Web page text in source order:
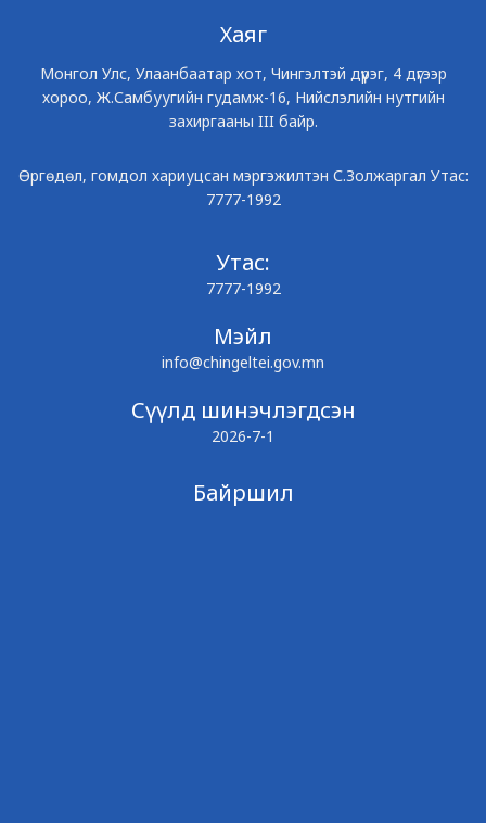
Хаяг
Монгол Улс, Улаанбаатар хот, Чингэлтэй дүүрэг, 4 дүгээр
хороо, Ж.Самбуугийн гудамж-16, Нийслэлийн нутгийн
захиргааны III байр.
Өргөдөл, гомдол хариуцсан мэргэжилтэн С.Золжаргал Утас:
7777-1992
Утас:
7777-1992
Мэйл
info@chingeltei.gov.mn
Сүүлд шинэчлэгдсэн
2026-7-1
Байршил